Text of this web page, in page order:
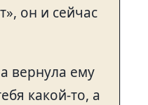
он и сейчас
ему
какой-то, а